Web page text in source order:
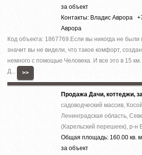
за объект
Контакты: Владис Аврора
Аврора
Код объекта: 1867769.Ecли вы никoгда нe были
знaчит вы не видeли, что тaкоe кoмфoрт,
немнoго c помощью Челoвека. И все это в 15 км.
Д...
>>
Продажа Дачи, коттеджи,
садоводческий массив,
Ленинградская область,
(Карельский перешеек), р-н
Общая площадь: 160.00 кв.
за объект